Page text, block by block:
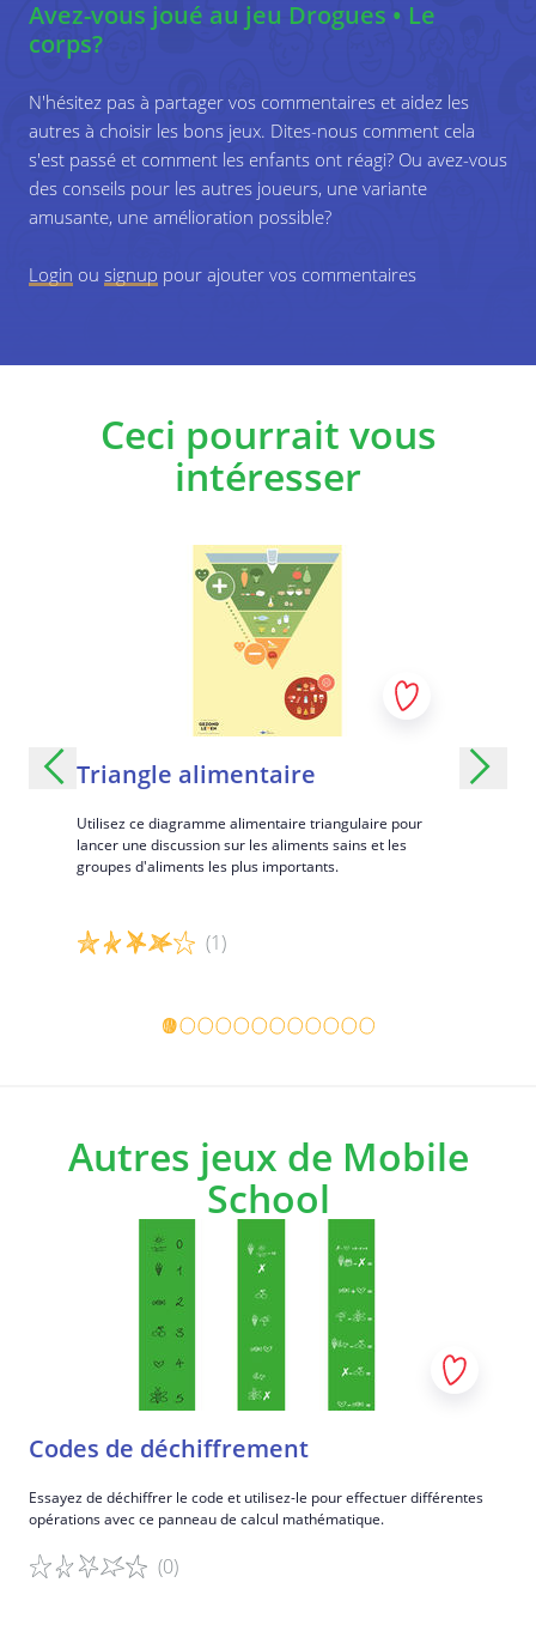
Quelles sont les conséquences possibles
Que ressentez-vous lorsque vous
consommez de la drogue ?
Avez-vous des plaintes physiques liées à la
consommation de drogues ?
Avez-vous joué au jeu Drogues • Le
corps?
N'hésitez pas à partager vos commentaires et aidez les
autres à choisir les bons jeux. Dites-nous comment cela
s'est passé et comment les enfants ont réagi? Ou avez-vous
des conseils pour les autres joueurs, une variante
amusante, une amélioration possible?
Login ou signup pour ajouter vos commentaires
Ceci pourrait vous
intéresser
Triangle alimentaire
Utilisez ce diagramme alimentaire triangulaire pour
lancer une discussion sur les aliments sains et les
groupes d'aliments les plus importants.
(1)
Détails du jeu
Autres jeux de Mobile
School
Codes de déchiffrement
Essayez de déchiffrer le code et utilisez-le pour effectuer différentes
opérations avec ce panneau de calcul mathématique.
(0)